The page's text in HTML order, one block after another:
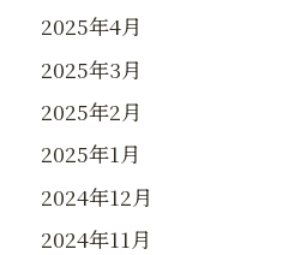
2025年4月
2025年3月
2025年2月
2025年1月
2024年12月
2024年11月